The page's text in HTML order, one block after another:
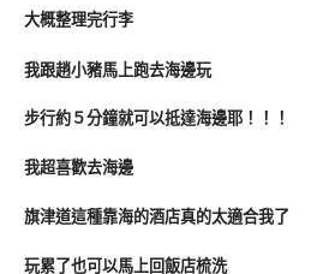
大概整理完行李
我跟趙小豬馬上跑去海邊玩
步行約５分鐘就可以抵達海邊耶！！！
我超喜歡去海邊
旗津道這種靠海的酒店真的太適合我了
玩累了也可以馬上回飯店梳洗